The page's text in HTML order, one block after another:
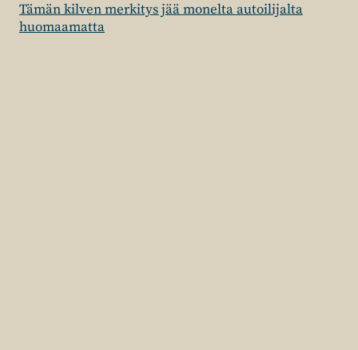
Tämän kilven merkitys jää monelta autoilijalta
huomaamatta